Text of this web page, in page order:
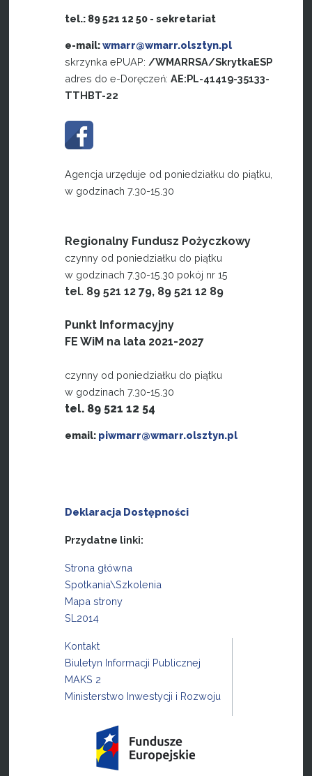
tel.: 89 521 12 50 - sekretariat
e-mail:wmarr@wmarr.olsztyn.pl
skrzynka ePUAP:/WMARRSA/SkrytkaESP
adres do e-Doręczeń:AE:PL-41419-35133-
TTHBT-22
Agencja urzęduje od poniedziałku do piątku,
w godzinach 7.30-15.30
Regionalny Fundusz Pożyczkowy
czynny od poniedziałku do piątku
w godzinach 7.30-15.30 pokój nr 15
tel. 89 521 12 79, 89 521 12 89
Punkt Informacyjny
FE WiM na lata 2021-2027
czynny od poniedziałku do piątku
w godzinach 7.30-15.30
tel. 89 521 12 54
email: piwmarr@wmarr.olsztyn.pl
Deklaracja Dostępności
Przydatne linki:
Strona główna
Spotkania\Szkolenia
Mapa strony
SL2014
Kontakt
Biuletyn Informacji Publicznej
MAKS 2
Ministerstwo Inwestycji i Rozwoju